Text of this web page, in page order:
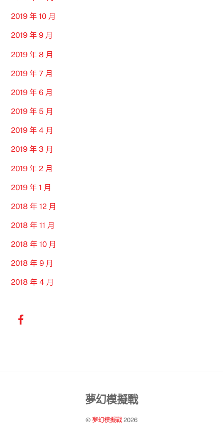
2019 年 10 月
2019 年 9 月
2019 年 8 月
2019 年 7 月
2019 年 6 月
2019 年 5 月
2019 年 4 月
2019 年 3 月
2019 年 2 月
2019 年 1 月
2018 年 12 月
2018 年 11 月
2018 年 10 月
2018 年 9 月
2018 年 4 月
Back
Top
夢幻模擬戰
© 夢幻模擬戰2026